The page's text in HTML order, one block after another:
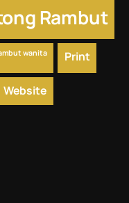
Rambut
wanita Print
Website